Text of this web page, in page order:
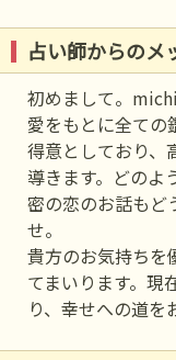
占い師からのメ
初めまして。
愛をもとに全ての
得意としており、
導きます。どのよ
密の恋のお話もど
せ。
貴方のお気持ちを
てまいります。現
り、幸せへの道を